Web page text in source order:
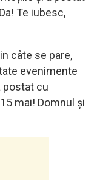
Te iubesc,
câte se pare,
evenimente
postat cu
mai! Domnul și